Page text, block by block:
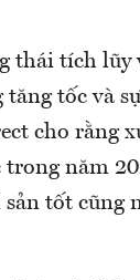
thái tích lũy
tốc và
cho rằng
trong năm
tốt cũng